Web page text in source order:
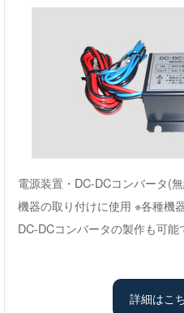
電源装置・DC-DCコンバータ(
機器の取り付けに使用 ※各種機
DC-DCコンバータの製作も可能
詳細はこ